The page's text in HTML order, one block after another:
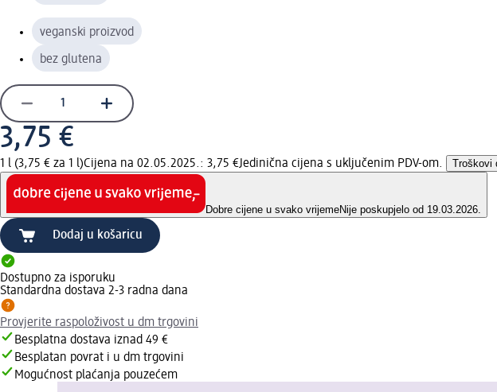
veganski proizvod
bez glutena
3,75 €
1 l (3,75 € za 1 l)Cijena na 02.05.2025.: 3,75 €Jedinična cijena s uključenim PDV-om. Troškovi
Dobre cijene u svako vrijemeNije poskupjelo od 19.03.2026.
Dodaj u košaricu
Dostupno za isporuku
Standardna dostava 2-3 radna dana
Provjerite raspoloživost u dm trgovini
Besplatna dostava iznad 49 €
Besplatan povrat i u dm trgovini
Mogućnost plaćanja pouzećem